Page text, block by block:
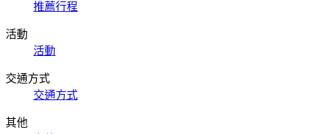
推薦行程
活動
活動
交通方式
交通方式
其他